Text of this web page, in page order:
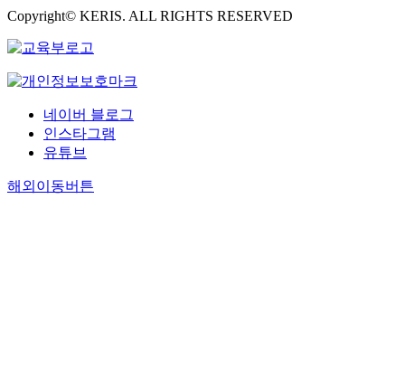
Copyright© KERIS. ALL RIGHTS RESERVED
네이버 블로그
인스타그램
유튜브
해외이동버튼